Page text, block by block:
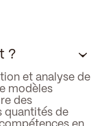
?
et analyse de
modèles
des
quantités de